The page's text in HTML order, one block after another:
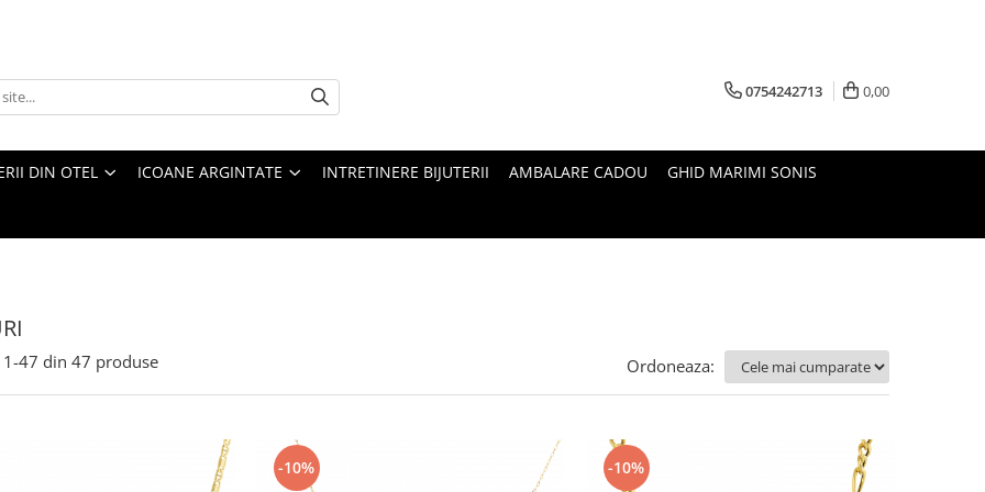
0754242713 0,00
DIN OTEL ICOANE ARGINTATE INTRETINERE BIJUTERII AMBALARE CADOU GHID MARIMI SONIS
1-47 din 47 produse Ordoneaza:
-10% -10%